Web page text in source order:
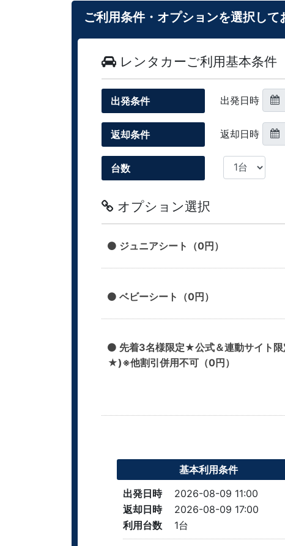
ご利用条件・オプションを選択して
レンタカーご利用基本条件
出発条件 出発日時
返却条件 返却日時
台数
オプション選択
ジュニアシート（0円）
ベビーシート（0円）
先着3名様限定★公式＆連動サイト
★)※他割引併用不可（0円）
基本利用条件
出発日時
2026-08-09 11:00
返却日時
2026-08-09 17:00
利用台数
1台